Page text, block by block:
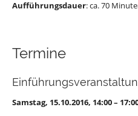
Aufführungsdauer: ca. 70
Termine
Samstag, 15.10.2016, 14:00 –